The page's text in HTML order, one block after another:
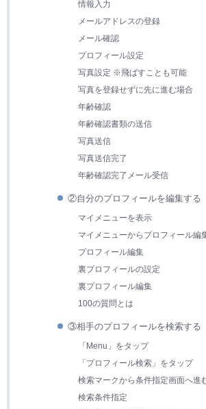
情報入力
メールアドレスの登録
メール確認
プロフィール設定
写真設定 ※飛ばすことも可能
写真を登録せずに先に進む場合
年齢確認
年齢確認書類の送信
写真送信
写真送信完了
年齢確認完了メール受信
②自分のプロフィールを編集する
マイメニューを表示
マイメニューからプロフィール編
プロフィール編集
裏プロフィールの設定
裏プロフィール編集
100の質問とは
③相手のプロフィールを検索する
「Menu」をタップ
「プロフィール検索」をタップ
検索マークから条件指定画面へ進
検索条件指定